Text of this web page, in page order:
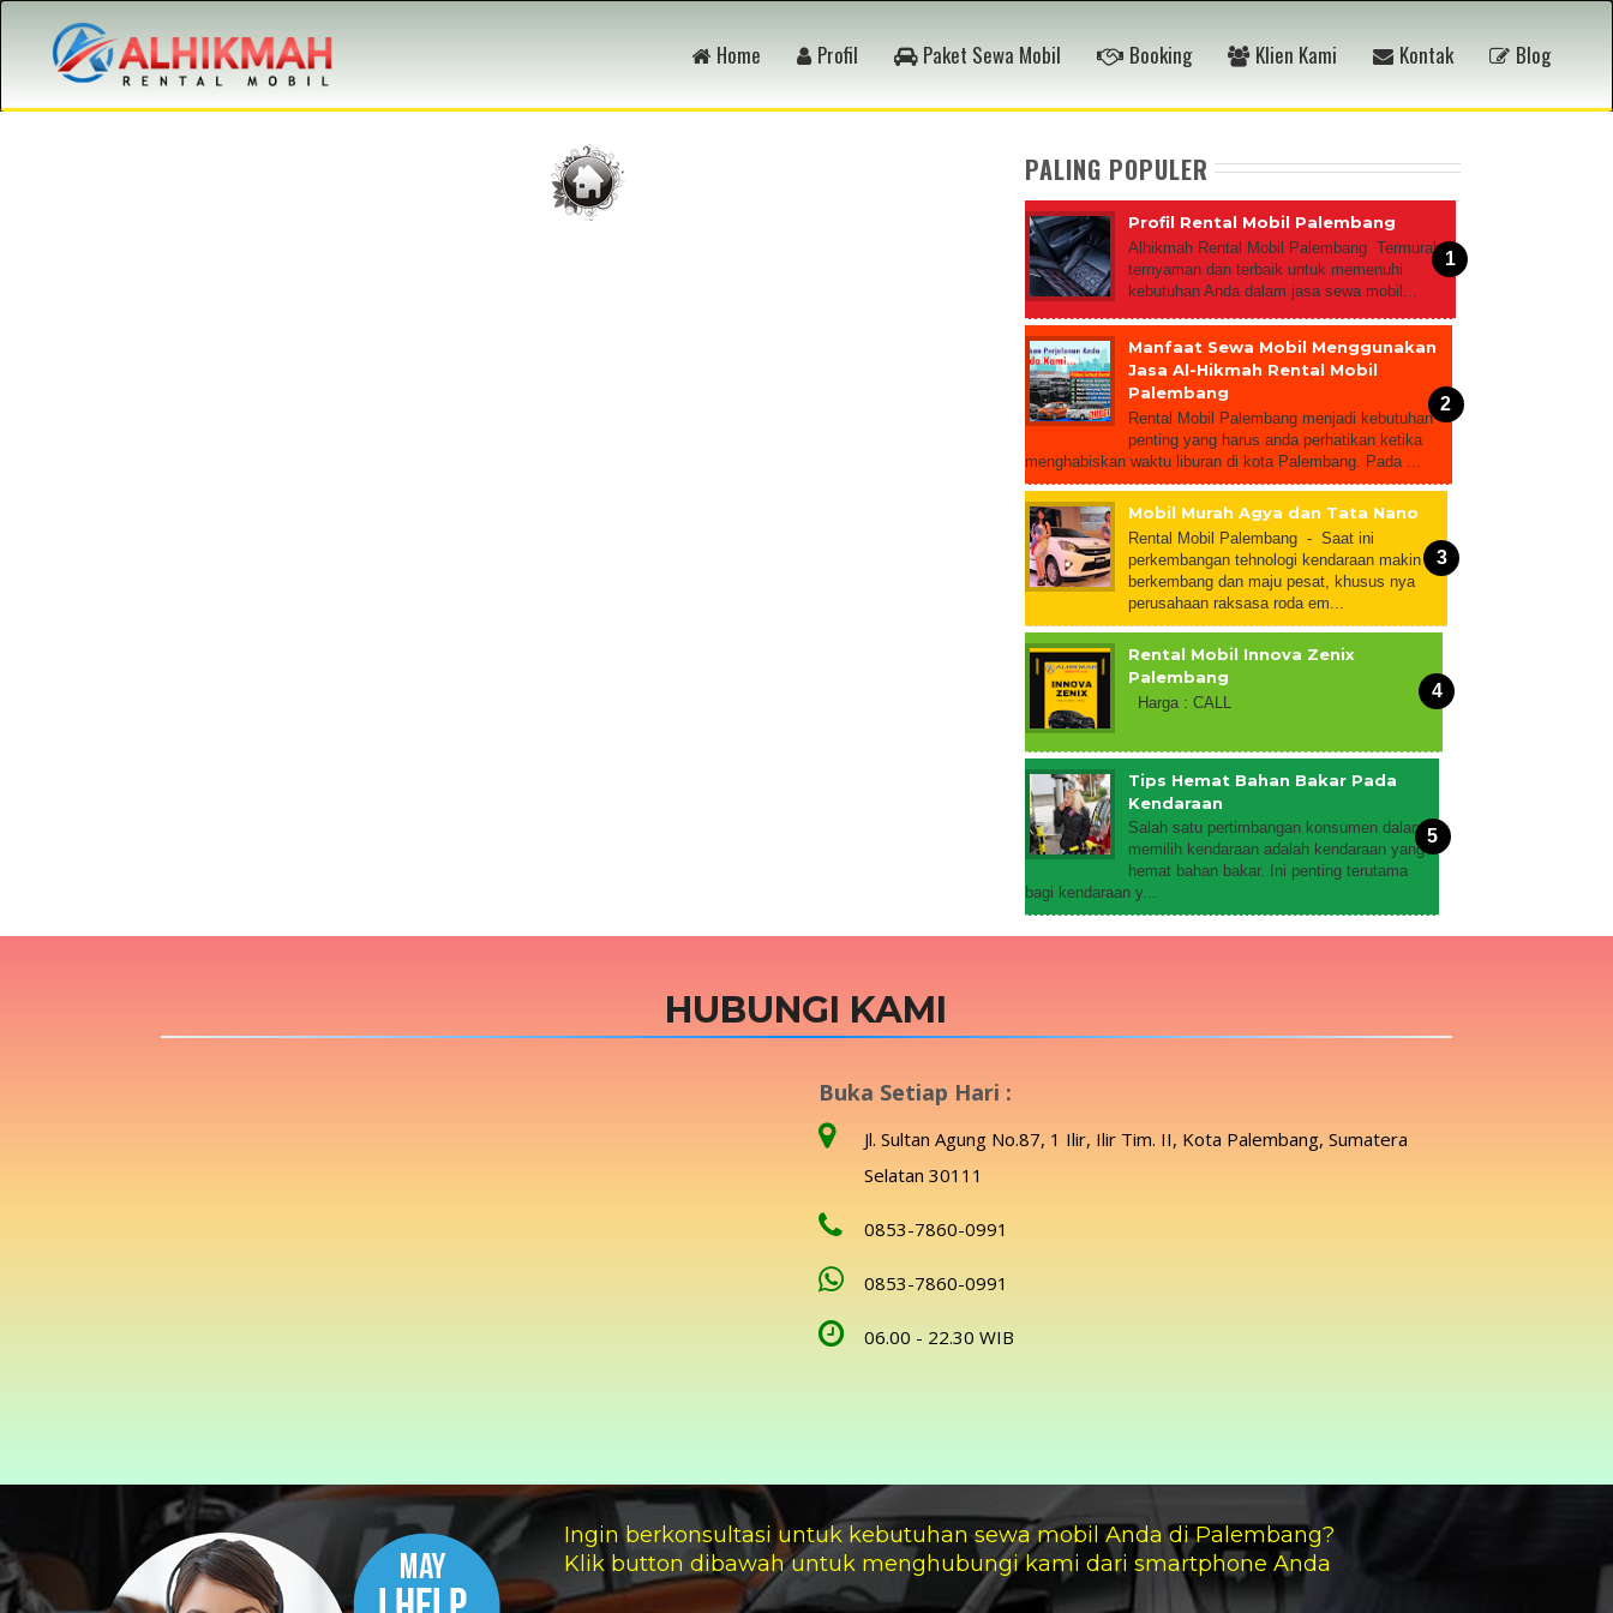
Home Profil Paket Sewa Mobil Booking Klien Kami Kontak Blog
PALING POPULER
Profil Rental Mobil Palembang
Alhikmah Rental Mobil Palembang Termurah,
ternyaman dan terbaik untuk memenuhi
kebutuhan Anda dalam jasa sewa mobil...
Manfaat Sewa Mobil Menggunakan
Jasa Al-Hikmah Rental Mobil
Palembang
Rental Mobil Palembang menjadi kebutuhan
penting yang harus anda perhatikan ketika
menghabiskan waktu liburan di kota Palembang. Pada ...
Mobil Murah Agya dan Tata Nano
Rental Mobil Palembang - Saat ini
perkembangan tehnologi kendaraan makin
berkembang dan maju pesat, khusus nya
perusahaan raksasa roda em...
Rental Mobil Innova Zenix
Palembang
Harga : CALL
Tips Hemat Bahan Bakar Pada
Kendaraan
Salah satu pertimbangan konsumen dalam
memilih kendaraan adalah kendaraan yang
hemat bahan bakar. Ini penting terutama
bagi kendaraan y...
HUBUNGI KAMI
Buka Setiap Hari :
Jl. Sultan Agung No.87, 1 Ilir, Ilir Tim. II, Kota Palembang, Sumatera
Selatan 30111
0853-7860-0991
0853-7860-0991
06.00 - 22.30 WIB
Ingin berkonsultasi untuk kebutuhan sewa mobil Anda di Palembang?
Klik button dibawah untuk menghubungi kami dari smartphone Anda